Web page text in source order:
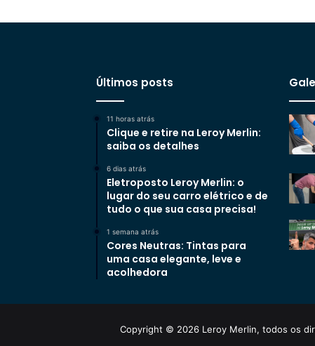
Últimos posts
11 horas atrás
Clique e retire na Leroy Merlin:
saiba os detalhes
6 dias atrás
Eletroposto Leroy Merlin: o
lugar do seu carro elétrico e de
tudo o que sua casa precisa!
1 semana atrás
Cores Neutras: Tintas para
uma casa elegante, leve e
acolhedora
Copyright © 2026 Leroy Merlin, todos os